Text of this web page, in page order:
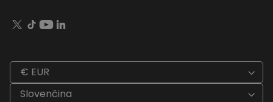
€ EUR
Slovenčina